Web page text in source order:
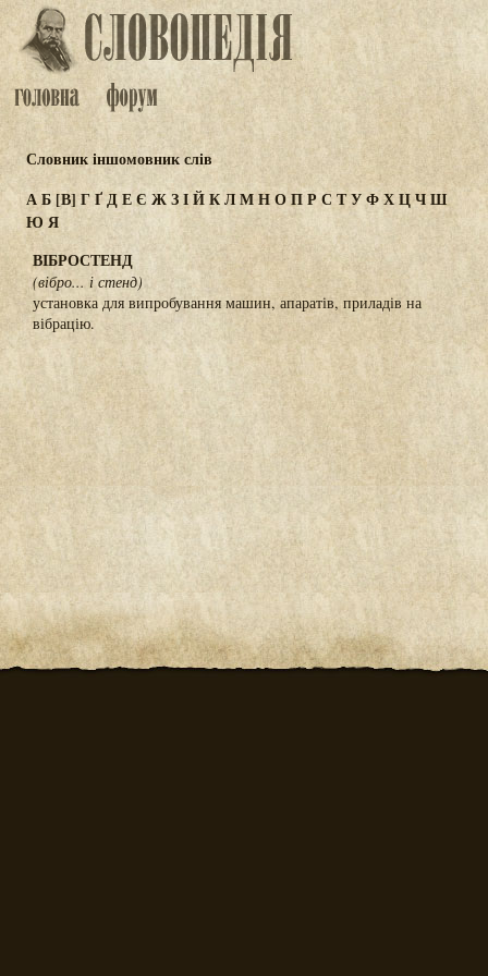
Словник іншомовник слів
АБ [В] ГҐДЕЄ ЖЗІЙКЛМНОПР С ТУФХЦЧШ
Ю Я
ВІБРОСТЕНД
(вібро... і стенд)
установка для випробування машин, апаратів, приладів на
вібрацію.